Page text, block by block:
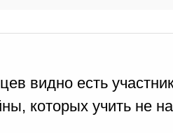
видно есть
которых учить не